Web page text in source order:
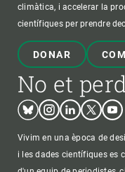
climàtica, i accelerar la
científiques per prendre
DONAR
No et
BlueskyInstagram
LinkedinTwitter
Vivim en una època de
i les dades científiques es